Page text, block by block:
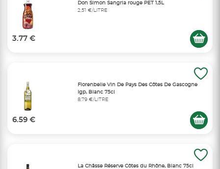
Don Simon Sangria rouge PET 1,5L
2,51 €/LITRE
3.77 €
Florenbelle Vin De Pays Des Côtes De Gascogne
Igp, Blanc 75cl
8,79 €/LITRE
6.59 €
La Châsse Réserve Côtes du Rhône, Blanc 75cl